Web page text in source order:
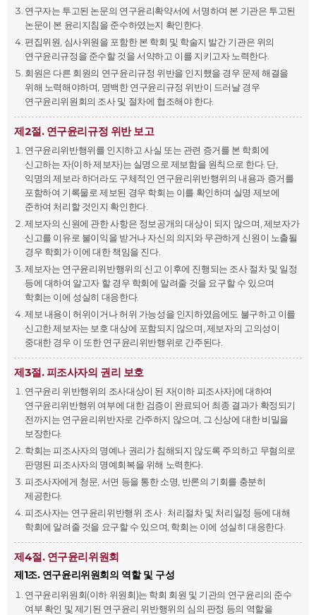
연구자는 투고된 논문의 연구윤리확약서에 서명하며 본 기관은 투고된
논문이 본 윤리지침을 준수하였는지 확인한다.
편집위원, 심사위원을 포함한 본 학회 및 학술지 발간 기관은 위의
연구윤리규정을 준수할 것을 서약하고 이를 지키고자 노력한다.
회원은 다른 회원의 연구윤리규정 위반을 인지했을 경우 문제 해결을
위해 노력해야하며, 명백한 연구윤리규정 위반이 드러날 경우
연구윤리위원회의 조사 및 절차에 협조해야 한다.
제2절. 연구윤리규정 위반 보고
연구윤리위반행위를 인지하고 사실 또는 관련 증거를 본 학회에
신고하는 자(이하 제보자)는 실명으로 제보함을 원칙으로 한다. 단,
익명의 제보라 하더라도 구체적인 연구윤리위반행위의 내용과 증거를
포함하여 기록물로 제보된 경우 학회는 이를 확인하며 실명 제보에
준하여 처리할 것인지 확인한다.
제보자의 신원에 관한 사항은 정보공개의 대상이 되지 않으며, 제보자가
신고를 이유로 불이익을 받거나 자신의 의지와 무관하게 신원이 노출될
경우 학회가 이에 대한 책임을 진다.
제보자는 연구윤리위반행위의 신고 이후에 진행되는 조사 절차 및 일정
등에 대하여 알고자 할 경우 학회에 알려줄 것을 요구할 수 있으며
학회는 이에 성실히 대응한다.
제보 내용이 허위이거나 허위 가능성을 인지하였음에도 불구하고 이를
신고한 제보자는 보호 대상에 포함되지 않으며, 제보자의 고의성이
중대한 경우 이 또한 연구윤리위반행위로 간주된다.
제3절. 피조사자의 권리 보호
연구윤리 위반행위의 조사대상이 된 자(이하 피조사자)에 대하여
연구윤리위반행위 여부에 대한 검증이 완료되어 최종 결과가 확정되기
전까지는 연구윤리위반자로 간주하지 않으며, 그 신상에 대한 비밀을
보장한다.
학회는 피조사자의 명예나 권리가 침해되지 않도록 주의하고 무혐의로
판명된 피조사자의 명예회복을 위해 노력한다.
피조사자에게 청문, 서면 등을 통한 소명, 반론의 기회를 충분히
제공한다.
피조사자는 연구윤리위반행위 조사 · 처리절차 및 처리일정 등에 대해
학회에 알려줄 것을 요구할 수 있으며, 학회는 이에 성실히 대응한다.
제4절. 연구윤리위원회
제1조. 연구윤리위원회의 역할 및 구성
연구윤리위원회(이하 위원회)는 학회 회원 및 기관의 연구윤리의 준수
여부 확인 및 제기된 연구윤리 위반행위의 심의 판정 등의 역할을